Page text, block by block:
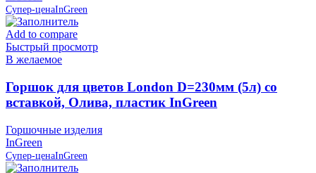
Супер-ценаInGreen
Add to compare
Быстрый просмотр
В желаемое
Горшок для цветов London D=230мм (5л) со
вставкой, Олива, пластик InGreen
Горшочные изделия
InGreen
Супер-ценаInGreen